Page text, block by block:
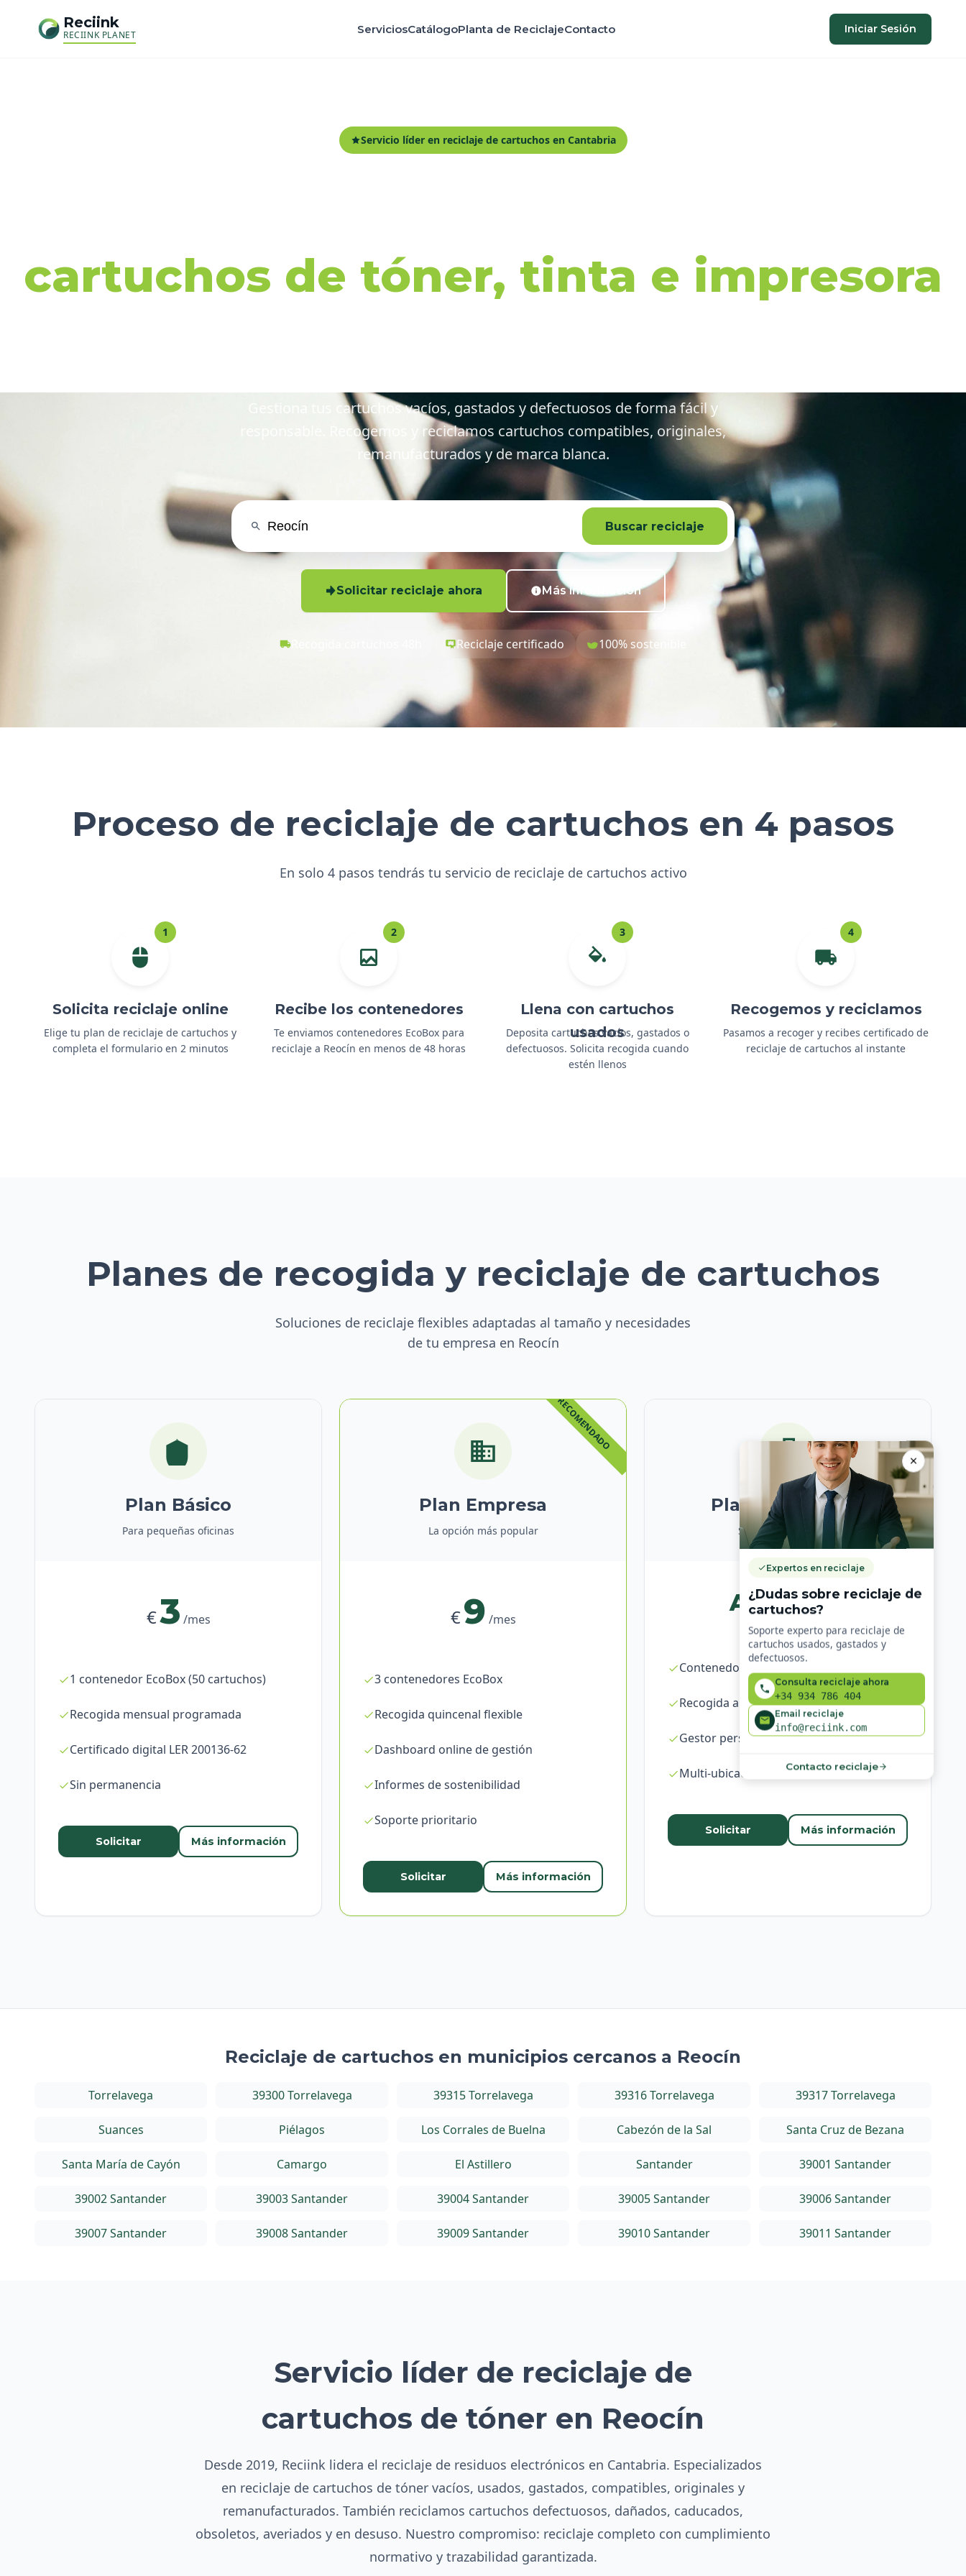
Reciink
RECIINK PLANET ServiciosCatálogoPlanta de ReciclajeContacto Iniciar Sesión
Servicio líder en reciclaje de cartuchos en Cantabria
cartuchos de tóner, tinta e impresora
Gestiona tus cartuchos vacíos, gastados y defectuosos de forma fácil y
responsable. Recogemos y reciclamos cartuchos compatibles, originales,
remanufacturados y de marca blanca.
Buscar reciclaje
Solicitar reciclaje ahora Más información
Reciclaje certificado 100% sostenible
Proceso de reciclaje de cartuchos en 4 pasos
En solo 4 pasos tendrás tu servicio de reciclaje de cartuchos activo
1
Solicita reciclaje online
Elige tu plan de reciclaje de cartuchos y
completa el formulario en 2 minutos
2
Recibe los contenedores
Te enviamos contenedores EcoBox para
reciclaje a Reocín en menos de 48 horas
3
Llena con cartuchos
usados
Deposita cartuchos vacíos, gastados o
defectuosos. Solicita recogida cuando
estén llenos
4
Recogemos y reciclamos
Pasamos a recoger y recibes certificado de
reciclaje de cartuchos al instante
Planes de recogida y reciclaje de cartuchos
Soluciones de reciclaje flexibles adaptadas al tamaño y necesidades
de tu empresa en Reocín
Plan Básico
Para pequeñas oficinas
€3 /mes
1 contenedor EcoBox (50 cartuchos)
Recogida mensual programada
Certificado digital LER 200136-62
Sin permanencia
Solicitar Más información
Plan Empresa
La opción más popular
€9 /mes
3 contenedores EcoBox
Recogida quincenal flexible
Dashboard online de gestión
Informes de sostenibilidad
Soporte prioritario
Solicitar Más información
Plan Corporativo
Soluciones a medida
A medida
Contenedores ilimitados
Recogida a demanda en 24-48h
Gestor personal dedicado
Multi-ubicación
Solicitar Más información
Reciclaje de cartuchos en municipios cercanos a Reocín
Torrelavega 39300 Torrelavega 39315 Torrelavega 39316 Torrelavega 39317 Torrelavega
Suances Piélagos Los Corrales de Buelna Cabezón de la Sal Santa Cruz de Bezana
Santa María de Cayón Camargo El Astillero Santander 39001 Santander
39002 Santander 39003 Santander 39004 Santander 39005 Santander 39006 Santander
39007 Santander 39008 Santander 39009 Santander 39010 Santander 39011 Santander
Servicio líder de reciclaje de
cartuchos de tóner en Reocín
Desde 2019, Reciink lidera el reciclaje de residuos electrónicos en Cantabria. Especializados
en reciclaje de cartuchos de tóner vacíos, usados, gastados, compatibles, originales y
remanufacturados. También reciclamos cartuchos defectuosos, dañados, caducados,
obsoletos, averiados y en desuso. Nuestro compromiso: reciclaje completo con cumplimiento
normativo y trazabilidad garantizada.
Expertos en reciclaje
¿Dudas sobre reciclaje de
cartuchos?
Soporte experto para reciclaje de
cartuchos usados, gastados y
defectuosos.
Consulta reciclaje ahora
+34 934 786 404
Email reciclaje
info@reciink.com
Contacto reciclaje